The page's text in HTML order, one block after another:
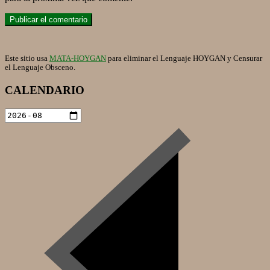
Este sitio usa MATA-HOYGAN para eliminar el Lenguaje HOYGAN y Censurar
el Lenguaje Obsceno.
CALENDARIO